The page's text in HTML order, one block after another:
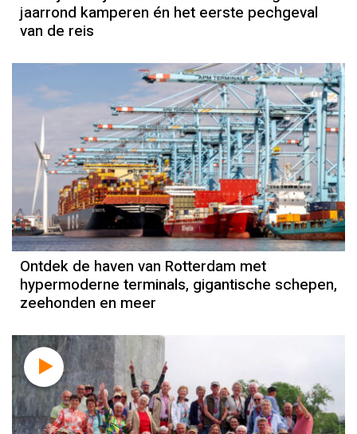
jaarrond kamperen én het eerste pechgeval
van de reis
Ontdek de haven van Rotterdam met
hypermoderne terminals, gigantische schepen,
zeehonden en meer